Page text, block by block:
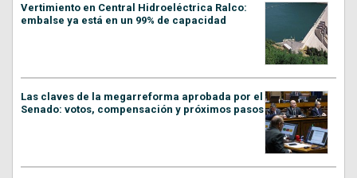
Vertimiento en Central Hidroeléctrica Ralco:
embalse ya está en un 99% de capacidad
Las claves de la megarreforma aprobada por el
Senado: votos, compensación y próximos pasos